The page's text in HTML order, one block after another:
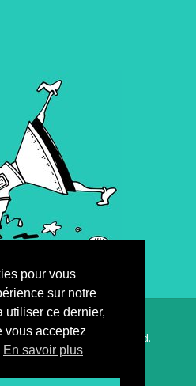
All Rights Reserved.
Boutique
Inscription
pour vous
sur notre
utiliser ce dernier,
vous acceptez
En savoir plus